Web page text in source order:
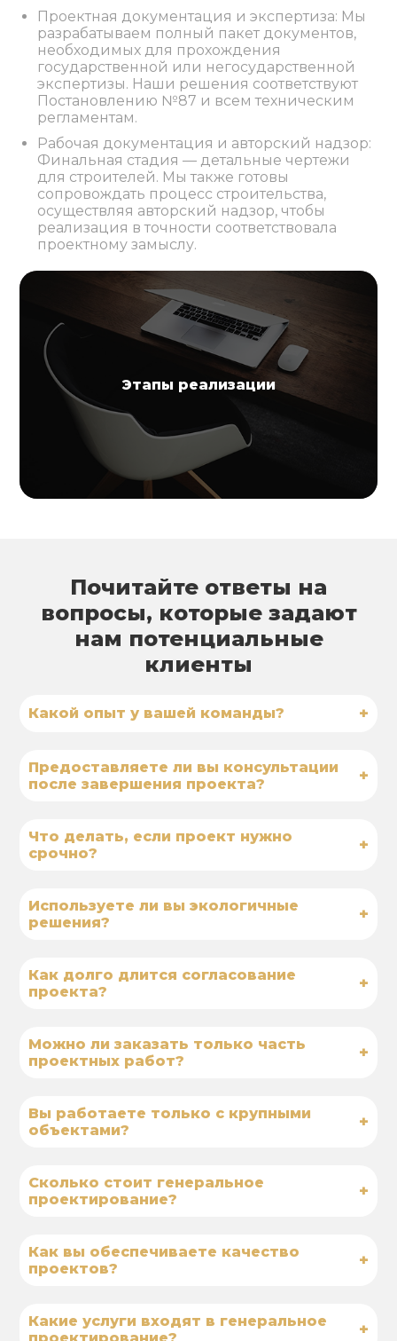
Этапы реализации
Проектная документация и экспертиза: Мы
разрабатываем полный пакет документов,
необходимых для прохождения
государственной или негосударственной
экспертизы. Наши решения соответствуют
Постановлению №87 и всем техническим
регламентам.
Рабочая документация и авторский надзор:
Финальная стадия — детальные чертежи
для строителей. Мы также готовы
сопровождать процесс строительства,
осуществляя авторский надзор, чтобы
реализация в точности соответствовала
проектному замыслу.
Почитайте ответы на
вопросы, которые задают
нам потенциальные
клиенты
Какой опыт у вашей команды? +
Предоставляете ли вы консультации
после завершения проекта?
+
Что делать, если проект нужно
срочно?
+
Используете ли вы экологичные
решения?
+
Как долго длится согласование
проекта?
+
Можно ли заказать только часть
проектных работ?
+
Вы работаете только с крупными
объектами?
+
Сколько стоит генеральное
проектирование?
+
Как вы обеспечиваете качество
проектов?
+
Какие услуги входят в генеральное
проектирование?
+